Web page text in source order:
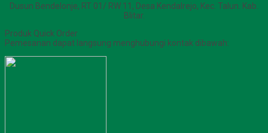
Dusun Bendelonje, RT 01/ RW 11, Desa Kendalrejo, Kec. Talun. Kab.
Blitar.
Produk Quick Order
Pemesanan dapat langsung menghubungi kontak dibawah: